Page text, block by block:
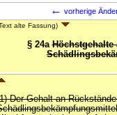
← vorherige
alte Fassung)
§ 24aHöchstgehalte
Der Gehalt an